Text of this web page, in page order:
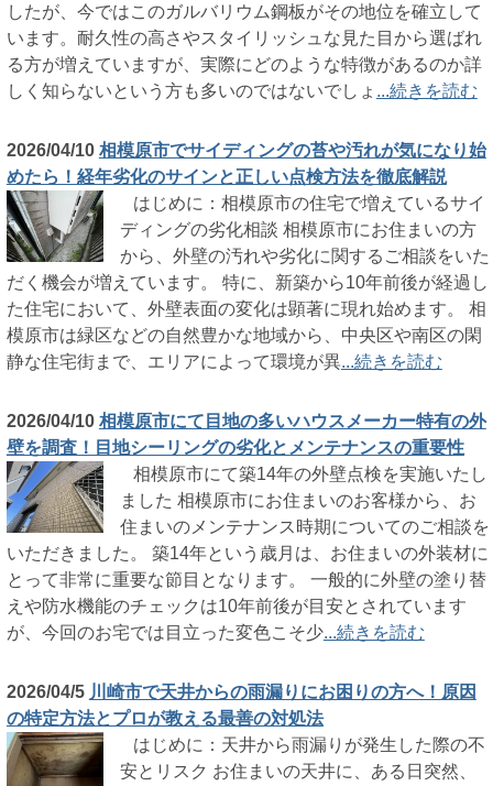
したが、今ではこのガルバリウム鋼板がその地位を確立して
います。耐久性の高さやスタイリッシュな見た目から選ばれ
る方が増えていますが、実際にどのような特徴があるのか詳
しく知らないという方も多いのではないでしょ ...続きを読む
2026/04/10 相模原市でサイディングの苔や汚れが気になり始
めたら！経年劣化のサインと正しい点検方法を徹底解説
はじめに：相模原市の住宅で増えているサイ
ディングの劣化相談 相模原市にお住まいの方
から、外壁の汚れや劣化に関するご相談をいた
だく機会が増えています。 特に、新築から10年前後が経過し
た住宅において、外壁表面の変化は顕著に現れ始めます。 相
模原市は緑区などの自然豊かな地域から、中央区や南区の閑
静な住宅街まで、エリアによって環境が異...続きを読む
2026/04/10 相模原市にて目地の多いハウスメーカー特有の外
壁を調査！目地シーリングの劣化とメンテナンスの重要性
相模原市にて築14年の外壁点検を実施いたし
ました 相模原市にお住まいのお客様から、お
住まいのメンテナンス時期についてのご相談を
いただきました。 築14年という歳月は、お住まいの外装材に
とって非常に重要な節目となります。 一般的に外壁の塗り替
えや防水機能のチェックは10年前後が目安とされています
が、今回のお宅では目立った変色こそ少...続きを読む
2026/04/5 川崎市で天井からの雨漏りにお困りの方へ！原因
の特定方法とプロが教える最善の対処法
はじめに：天井から雨漏りが発生した際の不
安とリスク お住まいの天井に、ある日突然、